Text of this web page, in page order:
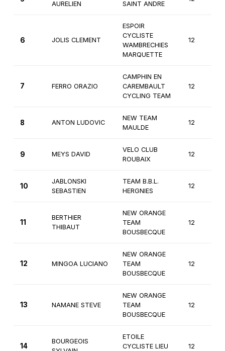
AURELIEN
SAINT ANDRE
6 JOLIS CLEMENT
ESPOIR
CYCLISTE
WAMBRECHIES
MARQUETTE
12
7 FERRO ORAZIO
CAMPHIN EN
CAREMBAULT
CYCLING TEAM
12
8 ANTON LUDOVIC
NEW TEAM
MAULDE
12
9 MEYS DAVID
VELO CLUB
ROUBAIX
12
10
JABLONSKI
SEBASTIEN
TEAM B.B.L.
HERGNIES
12
11
BERTHIER
THIBAUT
NEW ORANGE
TEAM
BOUSBECQUE
12
12 MINGOA LUCIANO
NEW ORANGE
TEAM
BOUSBECQUE
12
13 NAMANE STEVE
NEW ORANGE
TEAM
BOUSBECQUE
12
14
BOURGEOIS
ETOILE
CYCLISTE LIEU
12